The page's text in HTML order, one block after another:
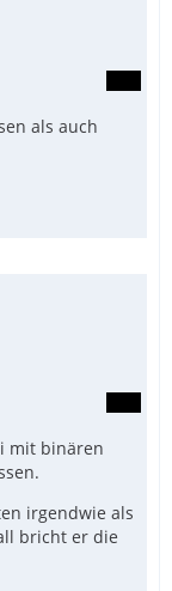
als auch
mit binären
irgendwie als
bricht er die